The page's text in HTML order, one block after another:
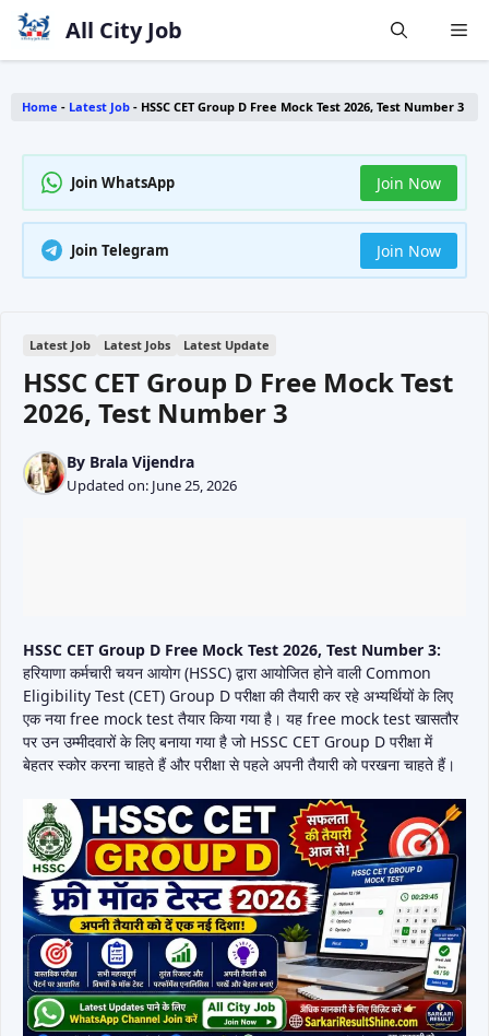
Skip
content
All City Job
Home - Latest Job - HSSC CET Group D Free Mock Test 2026, Test Number 3
Join WhatsApp Join Now
Join Telegram Join Now
Latest Job Latest Jobs Latest Update
HSSC CET Group D Free Mock Test
2026, Test Number 3
By Brala Vijendra
Updated on: June 25, 2026
HSSC CET Group D Free Mock Test 2026, Test Number 3:
हरियाणा कर्मचारी चयन आयोग (HSSC) द्वारा आयोजित होने वाली Common
Eligibility Test (CET) Group D परीक्षा की तैयारी कर रहे अभ्यर्थियों के लिए
एक नया free mock test तैयार किया गया है। यह free mock test खासतौर
पर उन उम्मीदवारों के लिए बनाया गया है जो HSSC CET Group D परीक्षा में
बेहतर स्कोर करना चाहते हैं और परीक्षा से पहले अपनी तैयारी को परखना चाहते हैं।